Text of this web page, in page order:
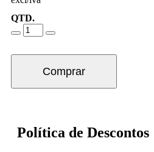
QTD.
Comprar
Política de Descontos